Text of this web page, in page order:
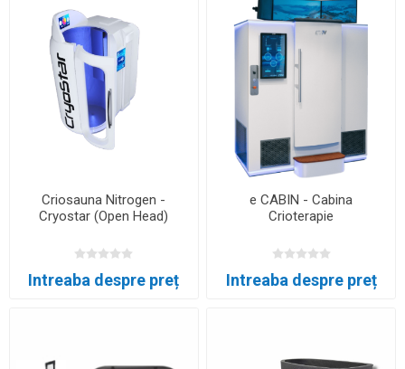
Criosauna Nitrogen -
Cryostar (Open Head)
Intreaba despre preț
e CABIN - Cabina
Crioterapie
Intreaba despre preț